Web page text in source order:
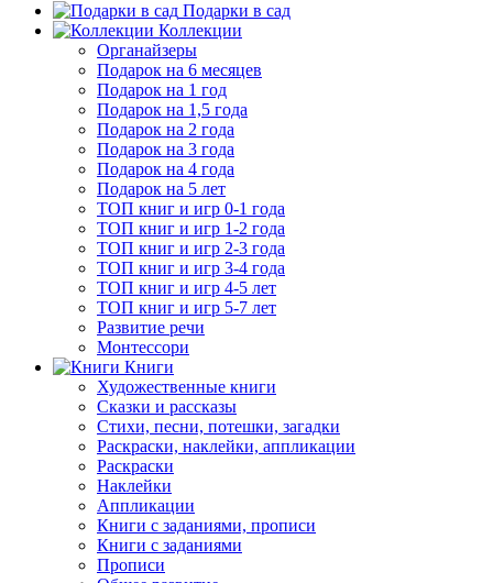
Подарки в сад
Коллекции
Органайзеры
Подарок на 6 месяцев
Подарок на 1 год
Подарок на 1,5 года
Подарок на 2 года
Подарок на 3 года
Подарок на 4 года
Подарок на 5 лет
ТОП книг и игр 0-1 года
ТОП книг и игр 1-2 года
ТОП книг и игр 2-3 года
ТОП книг и игр 3-4 года
ТОП книг и игр 4-5 лет
ТОП книг и игр 5-7 лет
Развитие речи
Монтессори
Книги
Художественные книги
Сказки и рассказы
Стихи, песни, потешки, загадки
Раскраски, наклейки, аппликации
Раскраски
Наклейки
Аппликации
Книги с заданиями, прописи
Книги с заданиями
Прописи